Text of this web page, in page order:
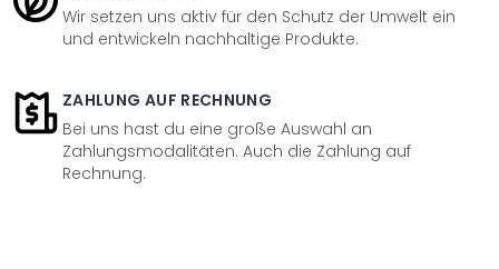
Wir setzen uns aktiv für den Schutz der Umwelt ein
und entwickeln nachhaltige Produkte.
ZAHLUNG AUF RECHNUNG
Bei uns hast du eine große Auswahl an
Zahlungsmodalitäten. Auch die Zahlung auf
Rechnung.